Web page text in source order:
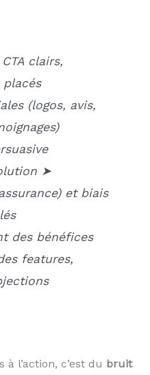
clairs,
(logos, avis,
➤
et biais
des bénéfices
features,
à l’action, c’est du bruit